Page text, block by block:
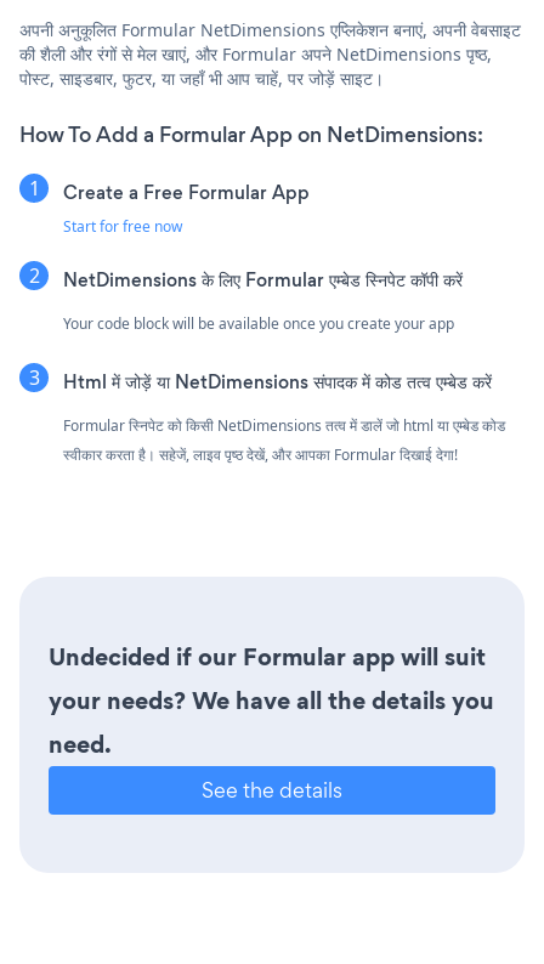
अपनी अनुकूलित Formular NetDimensions एप्लिकेशन बनाएं, अपनी वेबसाइट
की शैली और रंगों से मेल खाएं, और Formular अपने NetDimensions पृष्ठ,
पोस्ट, साइडबार, फुटर, या जहाँ भी आप चाहें, पर जोड़ें साइट।
How To Add a Formular App on NetDimensions:
Create a Free Formular App
Start for free now
NetDimensions के लिए Formular एम्बेड स्निपेट कॉपी करें
Your code block will be available once you create your app
Html में जोड़ें या NetDimensions संपादक में कोड तत्व एम्बेड करें
Formular स्निपेट को किसी NetDimensions तत्व में डालें जो html या एम्बेड कोड
स्वीकार करता है। सहेजें, लाइव पृष्ठ देखें, और आपका Formular दिखाई देगा!
Undecided if our Formular app will suit
your needs? We have all the details you
need.
See the details